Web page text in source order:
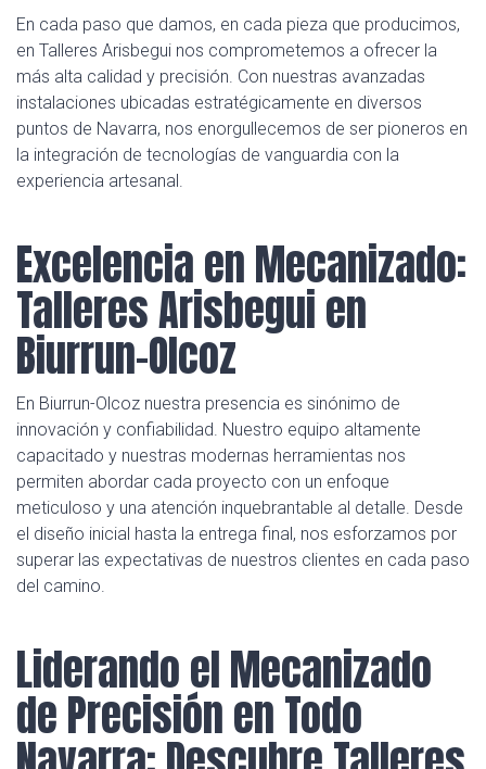
En cada paso que damos, en cada pieza que producimos,
en Talleres Arisbegui nos comprometemos a ofrecer la
más alta calidad y precisión. Con nuestras avanzadas
instalaciones ubicadas estratégicamente en diversos
puntos de Navarra, nos enorgullecemos de ser pioneros en
la integración de tecnologías de vanguardia con la
experiencia artesanal.
Excelencia en Mecanizado:
Talleres Arisbegui en
Biurrun-Olcoz
En Biurrun-Olcoz nuestra presencia es sinónimo de
innovación y confiabilidad. Nuestro equipo altamente
capacitado y nuestras modernas herramientas nos
permiten abordar cada proyecto con un enfoque
meticuloso y una atención inquebrantable al detalle. Desde
el diseño inicial hasta la entrega final, nos esforzamos por
superar las expectativas de nuestros clientes en cada paso
del camino.
Liderando el Mecanizado
de Precisión en Todo